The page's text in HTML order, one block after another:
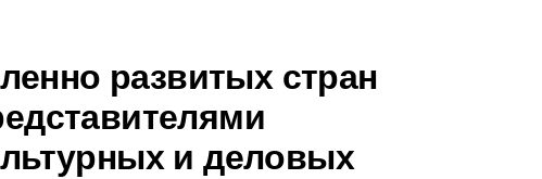
развитых стран
и деловых